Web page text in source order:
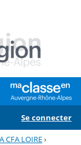
Se connecter
CFA LOIRE›